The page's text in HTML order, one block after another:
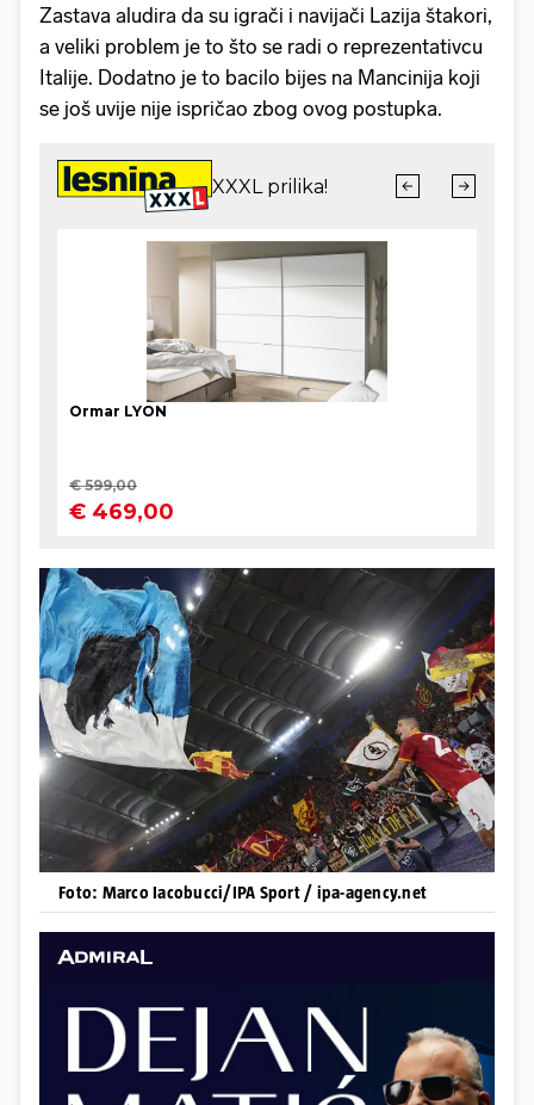
Zastava aludira da su igrači i navijači Lazija štakori,
a veliki problem je to što se radi o reprezentativcu
Italije. Dodatno je to bacilo bijes na Mancinija koji
se još uvije nije ispričao zbog ovog postupka.
Foto: Marco Iacobucci/IPA Sport / ipa-agency.net